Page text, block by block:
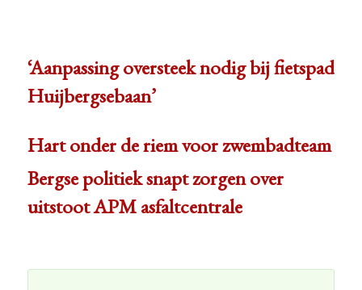
‘Aanpassing oversteek nodig bij fietspad
Huijbergsebaan’
Hart onder de riem voor zwembadteam
Bergse politiek snapt zorgen over
uitstoot APM asfaltcentrale